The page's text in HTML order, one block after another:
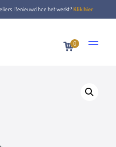
Benieuwd hoe het werkt?Klik hier
0